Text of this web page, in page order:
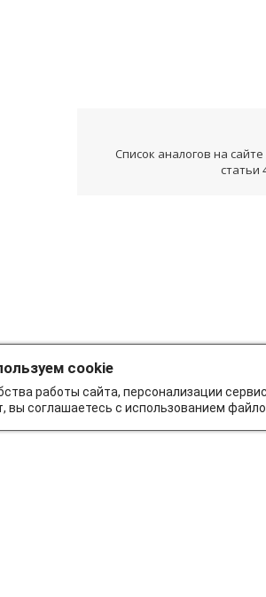
Список аналогов на
статьи
cookie
работы сайта, персонализации
вы соглашаетесь с использованием